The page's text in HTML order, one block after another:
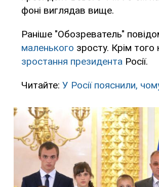
фоні виглядав вище.
Раніше "Обозреватель"
маленького зросту. Крім
зростання президента Росії.
Читайте: У Росії пояснили,